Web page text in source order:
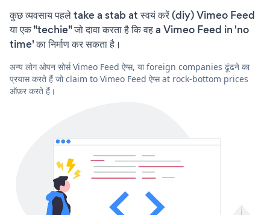
कुछ व्यवसाय पहले take a stab at स्वयं करें (diy) Vimeo Feed
या एक "techie" जो दावा करता है कि वह a Vimeo Feed in 'no
time' का निर्माण कर सकता है।
अन्य लोग ओपन सोर्स Vimeo Feed ऐप्स, या foreign companies ढूंढने का
प्रयास करते हैं जो claim to Vimeo Feed ऐप्स at rock-bottom prices
ऑफ़र करते हैं।